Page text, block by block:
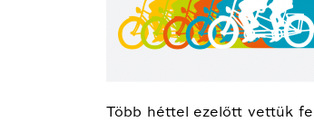
Több héttel ezelőtt vettük